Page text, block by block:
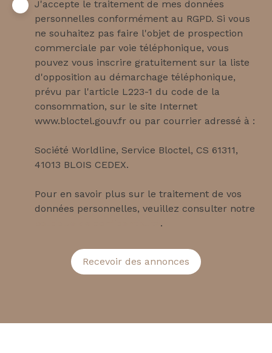
J'accepte le traitement de mes données
personnelles conformément au RGPD. Si vous
ne souhaitez pas faire l'objet de prospection
commerciale par voie téléphonique, vous
pouvez vous inscrire gratuitement sur la liste
d'opposition au démarchage téléphonique,
prévu par l'article L223-1 du code de la
consommation, sur le site Internet
www.bloctel.gouv.fr ou par courrier adressé à :
Société Worldline, Service Bloctel, CS 61311,
41013 BLOIS CEDEX.
Pour en savoir plus sur le traitement de vos
données personnelles, veuillez consulter notre
.
Recevoir des annonces